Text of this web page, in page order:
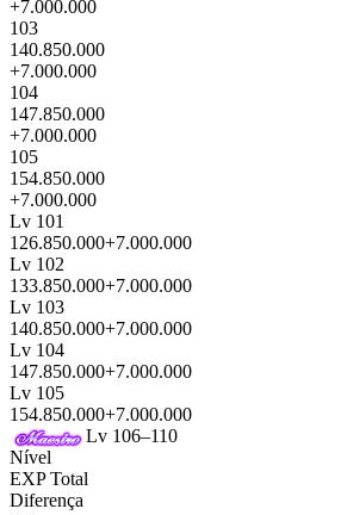
+7.000.000
103
140.850.000
+7.000.000
104
147.850.000
+7.000.000
105
154.850.000
+7.000.000
Lv 101
126.850.000+7.000.000
Lv 102
133.850.000+7.000.000
Lv 103
140.850.000+7.000.000
Lv 104
147.850.000+7.000.000
Lv 105
154.850.000+7.000.000
Lv 106–110
Nível
EXP Total
Diferença